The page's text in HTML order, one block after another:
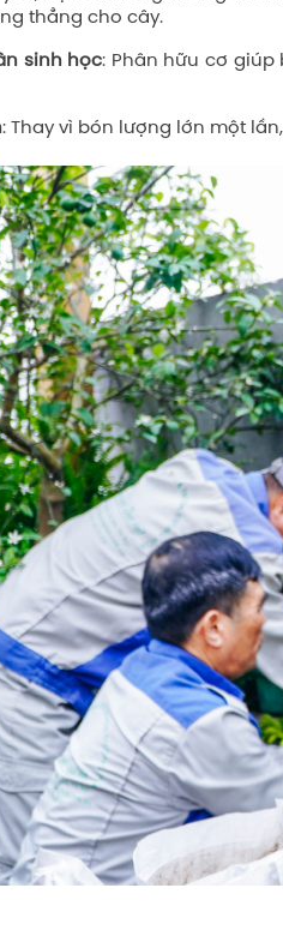
thẳng cho cây.
sinh học: Phân hữu cơ
: Thay vì bón lượng lớn một